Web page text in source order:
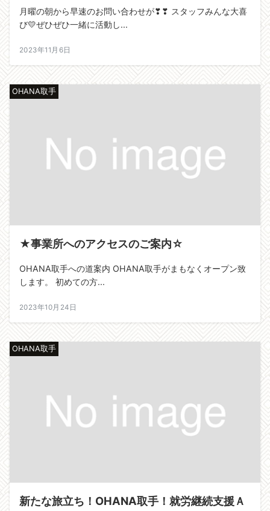
月曜の朝から早速のお問い合わせが❣❣ スタッフみんな大喜
び💛ぜひぜひ一緒に活動し...
2023年11月6日
OHANA取手
★事業所へのアクセスのご案内☆
OHANA取手への道案内 OHANA取手がまもなくオープン致
します。 初めての方...
2023年10月24日
OHANA取手
新たな旅立ち！OHANA取手！就労継続支援Ａ